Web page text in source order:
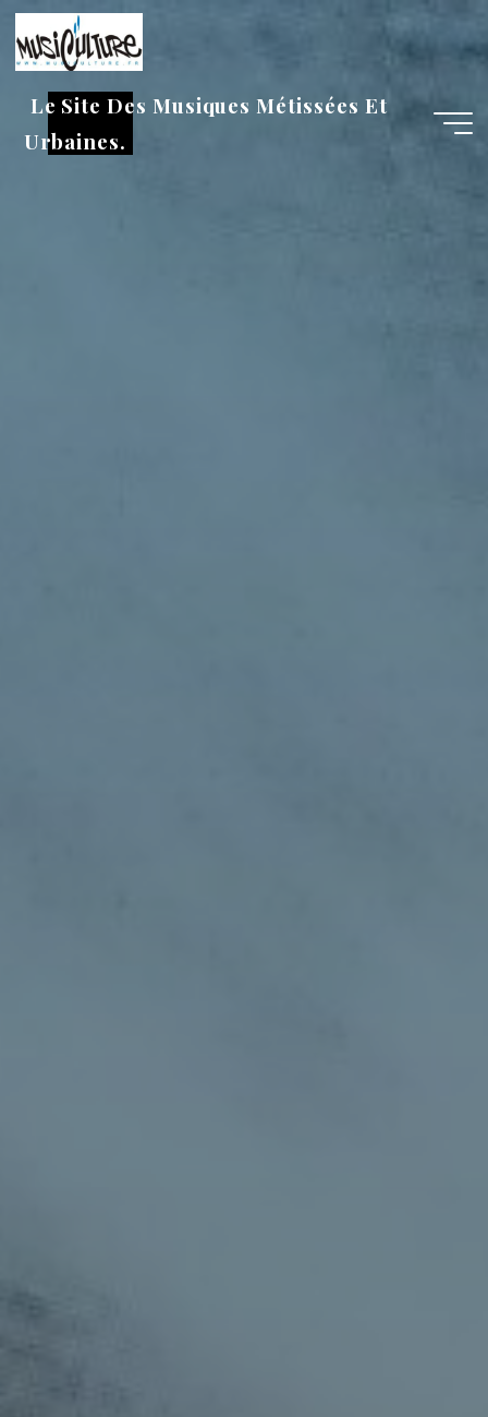
Aller
au
contenu
Le Site Des Musiques Métissées Et
Urbaines.